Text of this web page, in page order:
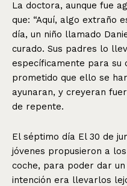
La doctora, aunque fue
que: “Aquí, algo extraño
día, un niño llamado
curado. Sus padres lo
específicamente para su
prometido que ello se
ayunaran, y creyeran
de repente.
El séptimo día El 30 de
jóvenes propusieron a
coche, para poder dar un
intención era llevarlos